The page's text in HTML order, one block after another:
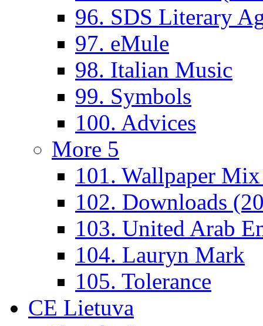
96. SDS Literary
97. eMule
98. Italian Music
99. Symbols
100. Advices
More 5
101. Wallpaper
102. Downloads
103. United Arab
104. Lauryn Mark
105. Tolerance
CE Lietuva